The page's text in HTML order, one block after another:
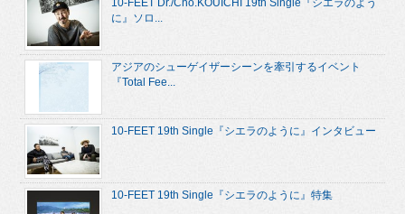
10-FEET Dr./Cho.KOUICHI 19th Single『シエラのよう
に』ソロ...
アジアのシューゲイザーシーンを牽引するイベント
『Total Fee...
10-FEET 19th Single『シエラのように』インタビュー
10-FEET 19th Single『シエラのように』特集